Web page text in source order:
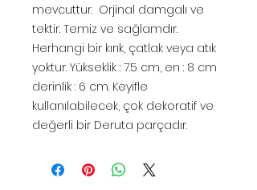
mevcuttur. Orjinal damgalı ve
tektir. Temiz ve sağlamdır.
Herhangi bir kırık, çatlak veya atık
yoktur. Yükseklik : 7.5 cm, en : 8 cm
derinlik : 6 cm. Keyifle
kullanılabilecek, çok dekoratif ve
değerli bir Deruta parçadır.